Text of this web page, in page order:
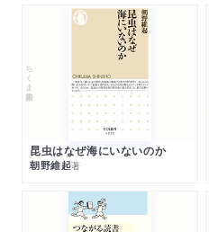
ちくま新書
昆虫はなぜ海にいないのか
朝野維起著